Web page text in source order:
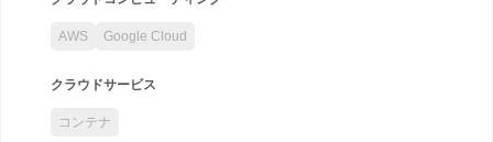
AWS Google Cloud
クラウドサービス
コンテナ